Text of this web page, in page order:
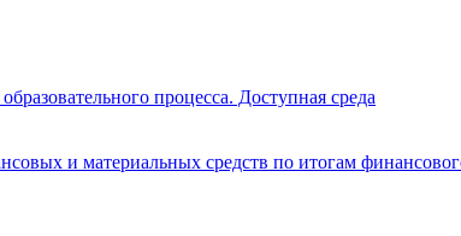
процесса. Доступная среда
и материальных средств по итогам